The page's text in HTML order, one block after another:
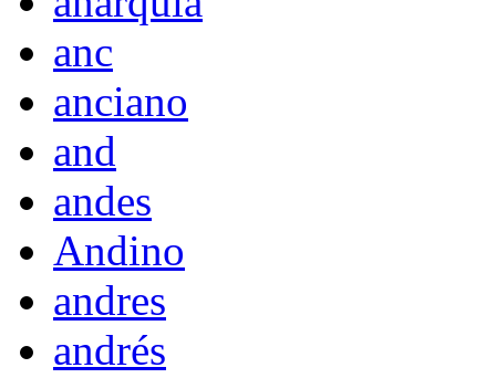
anc
anciano
and
andes
Andino
andres
andrés